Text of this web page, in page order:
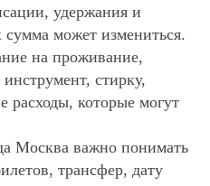
удержания и
может измениться.
на проживание,
стирку,
расходы, которые могут
Москва важно понимать
трансфер, дату